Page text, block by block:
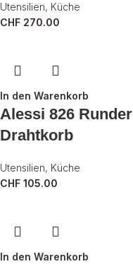
Utensilien, Küche
CHF 270.00
In den Warenkorb
Alessi 826 Runder
Drahtkorb
Utensilien, Küche
CHF 105.00
In den Warenkorb